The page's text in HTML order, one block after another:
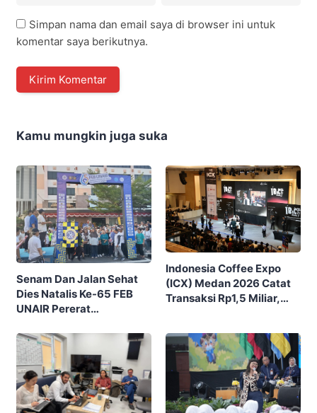
Simpan nama dan email saya di browser ini untuk
komentar saya berikutnya.
Kamu mungkin juga suka
Senam Dan Jalan Sehat
Dies Natalis Ke-65 FEB
UNAIR Pererat
Alumni, Dan Masyarakat
Indonesia Coffee Expo
(ICX) Medan 2026 Catat
Transaksi Rp1,5 Miliar,